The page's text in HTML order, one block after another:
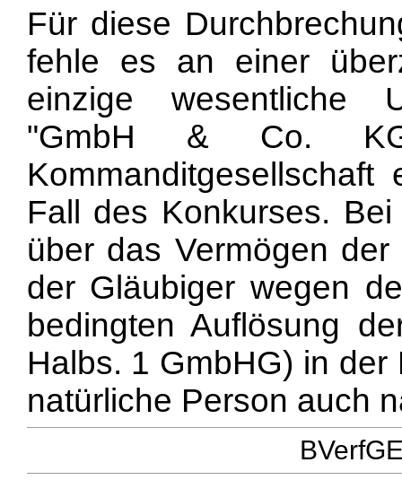
Für diese
fehle es an einer
einzige wesentliche
"GmbH & Co.
Fall des Konkurses.
über das Vermögen
der Gläubiger wegen
bedingten Auflösung
Halbs. 1 GmbHG) in
natürliche Person auch